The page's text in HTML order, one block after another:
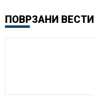
ПОВРЗАНИ ВЕСТИ